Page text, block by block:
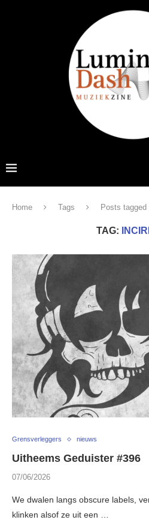
Home Tags Posts
TAG:
Grensverleggers nieuws
Uitheems Geduister #396
07/06/2026
We dwalen langs obscure labels,
klinken alsof ze uit een …